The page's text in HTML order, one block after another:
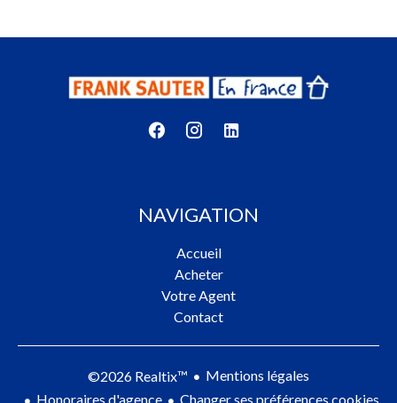
NAVIGATION
Accueil
Acheter
Votre Agent
Contact
©2026 Realtix™
Mentions légales
Honoraires d'agence
Changer ses préférences cookies